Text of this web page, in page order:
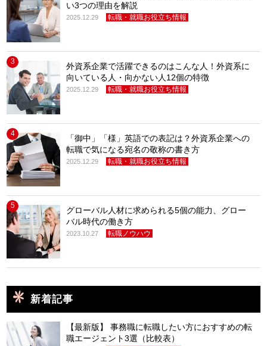
い3つの理由を解説
2025.12.29 転職・就職お役立ち情報
3
外資系企業で活躍できるのはこんな人！外資系に
向いている人・向かない人12個の特徴
2025.12.29 転職・就職お役立ち情報
4
「御中」「様」英語での表記は？外資系企業への
転職で気になる宛名の敬称の書き方
2025.12.29 転職・就職お役立ち情報
5
グローバル人材に求められる5個の能力、グロー
バル時代の働き方
2023.10.27 転職ノウハウ
新着記事
【最新版】 事務職に転職したい方におすすめの転
職エージェント3選（比較表）